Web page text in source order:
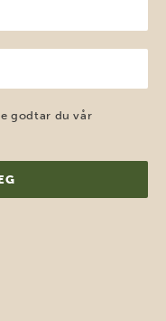
godtar du vår